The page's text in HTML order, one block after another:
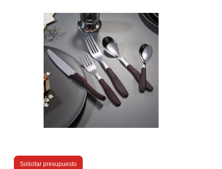
Solicitar presupuesto